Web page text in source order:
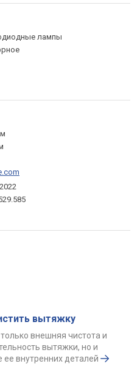
лампы
вытяжку
внешняя чистота и
вытяжки, но и
ее внутренних деталей